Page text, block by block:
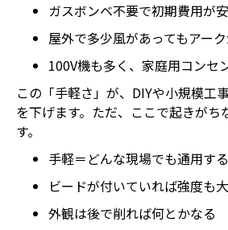
ガスボンベ不要で初期費用が
屋外で多少風があってもアー
100V機も多く、家庭用コンセ
この「手軽さ」が、DIYや小規模工
を下げます。ただ、ここで起きがち
す。
手軽＝どんな現場でも通用する
ビードが付いていれば強度も
外観は後で削れば何とかなる